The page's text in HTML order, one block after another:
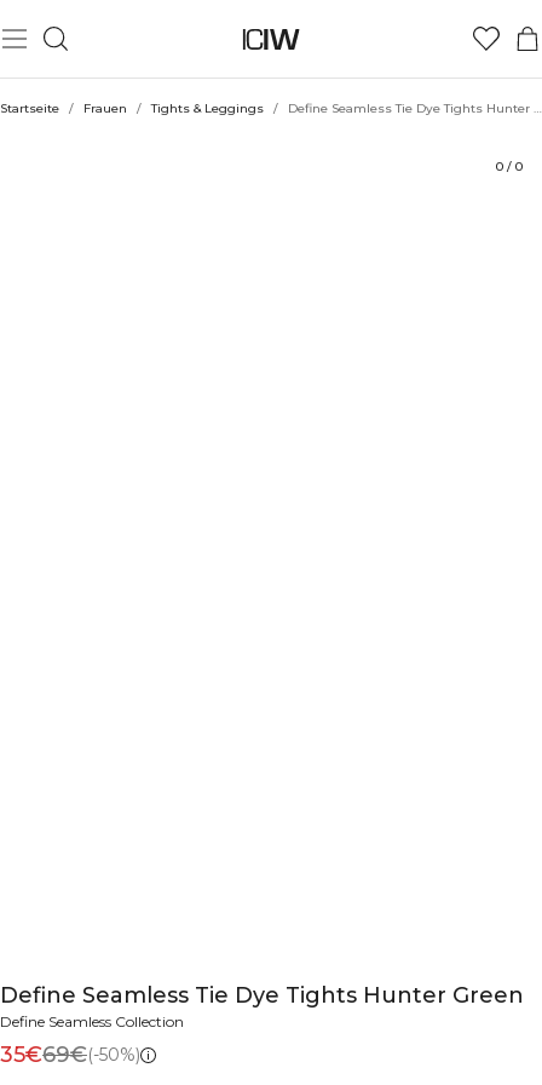
Startseite / Frauen / Tights & Leggings / Define Seamless Tie Dye Tights Hunter Green
0 / 0
Define Seamless Tie Dye Tights Hunter Green
Define Seamless Collection
35€69€(-50%)